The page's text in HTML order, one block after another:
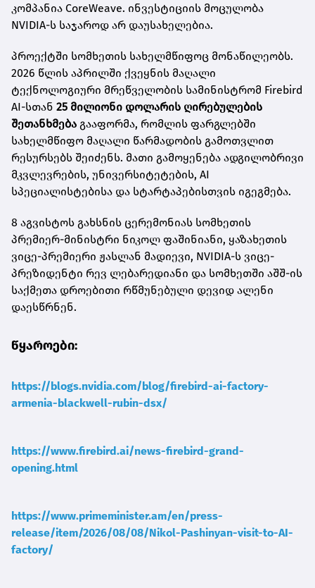
კომპანია CoreWeave. ინვესტიციის მოცულობა
NVIDIA-ს საჯაროდ არ დაუსახელებია.
პროექტში სომხეთის სახელმწიფოც მონაწილეობს.
2026 წლის აპრილში ქვეყნის მაღალი
ტექნოლოგიური მრეწველობის სამინისტრომ Firebird
AI-სთან 25 მილიონი დოლარის ღირებულების
შეთანხმება გააფორმა, რომლის ფარგლებში
სახელმწიფო მაღალი წარმადობის გამოთვლით
რესურსებს შეიძენს. მათი გამოყენება ადგილობრივი
მკვლევრების, უნივერსიტეტების, AI
სპეციალისტებისა და სტარტაპებისთვის იგეგმება.
8 აგვისტოს გახსნის ცერემონიას სომხეთის
პრემიერ-მინისტრი ნიკოლ ფაშინიანი, ყაზახეთის
ვიცე-პრემიერი ჟასლან მადიევი, NVIDIA-ს ვიცე-
პრეზიდენტი რევ ლებარედიანი და სომხეთში აშშ-ის
საქმეთა დროებითი რწმუნებული დევიდ ალენი
დაესწრნენ.
წყაროები:
https://blogs.nvidia.com/blog/firebird-ai-factory-
armenia-blackwell-rubin-dsx/
https://www.firebird.ai/news-firebird-grand-
opening.html
https://www.primeminister.am/en/press-
release/item/2026/08/08/Nikol-Pashinyan-visit-to-AI-
factory/